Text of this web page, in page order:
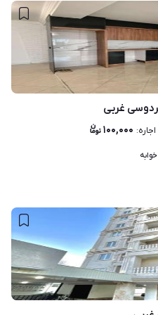
اجاره: ۱۰۰,۰۰۰
خوابه